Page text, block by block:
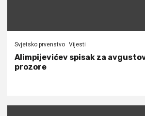
Svjetsko prvenstvo Vijesti
Alimpijevićev spisak za
prozore